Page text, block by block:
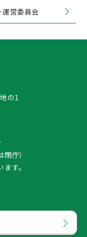
営委員会
の1
庁）
す。